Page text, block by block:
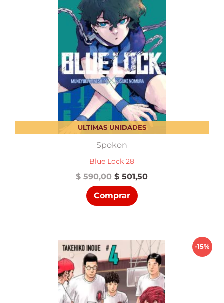
ULTIMAS UNIDADES
Spokon
Blue Lock 28
$590,00 El
precio
original
era:
$ 501,50El
Comprar
-15%